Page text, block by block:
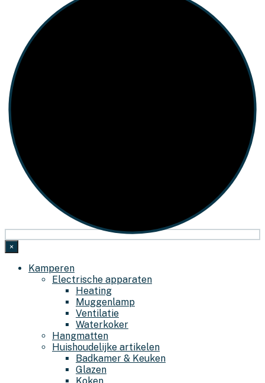
×
Kamperen
Electrische apparaten
Heating
Muggenlamp
Ventilatie
Waterkoker
Hangmatten
Huishoudelijke artikelen
Badkamer & Keuken
Glazen